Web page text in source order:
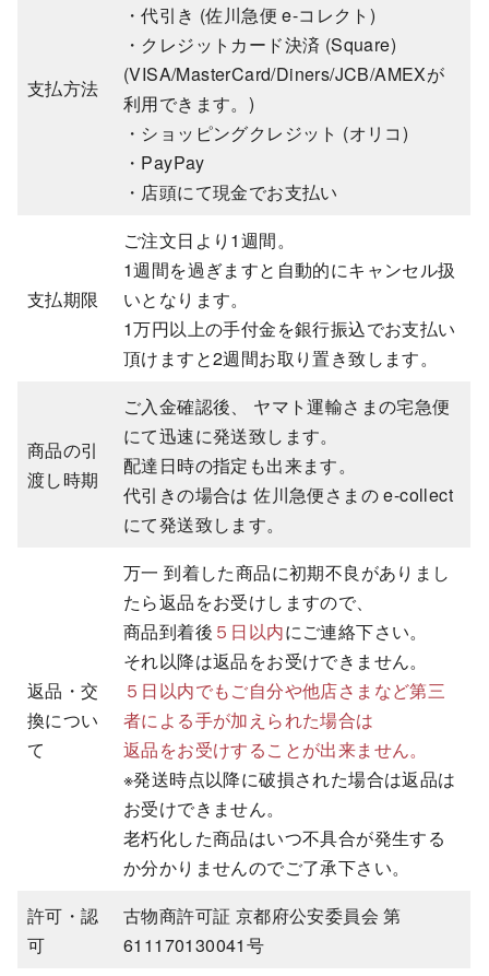
支払方法
・代引き (佐川急便 e-コレクト)
・クレジットカード決済 (Square)
(VISA/MasterCard/Diners/JCB/AMEXが
利用できます。)
・ショッピングクレジット (オリコ)
・PayPay
・店頭にて現金でお支払い
支払期限
ご注文日より1週間。
1週間を過ぎますと自動的にキャンセル扱
いとなります。
1万円以上の手付金を銀行振込でお支払い
頂けますと2週間お取り置き致します。
商品の引
渡し時期
ご入金確認後、 ヤマト運輸さまの宅急便
にて迅速に発送致します。
配達日時の指定も出来ます。
代引きの場合は 佐川急便さまの e-collect
にて発送致します。
返品・交
換につい
て
万一 到着した商品に初期不良がありまし
たら返品をお受けしますので、
商品到着後 ５日以内にご連絡下さい。
それ以降は返品をお受けできません。
５日以内でもご自分や他店さまなど第三
者による手が加えられた場合は
返品をお受けすることが出来ません。
※発送時点以降に破損された場合は返品は
お受けできません。
老朽化した商品はいつ不具合が発生する
か分かりませんのでご了承下さい。
許可・認
可
古物商許可証 京都府公安委員会 第
611170130041号